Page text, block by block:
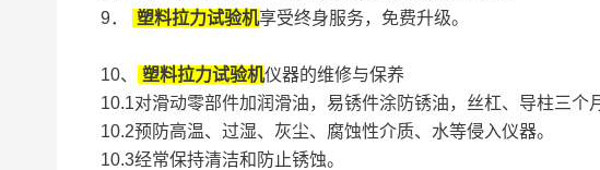
9．
塑料拉力试验机享受终身服务，免费升级。
10、 塑料拉力试验机仪器的维修与保养
10.1对滑动零部件加润滑油，易锈件涂防锈油，丝杠、导柱三
10.2预防高温、过湿、灰尘、腐蚀性介质、水等侵入仪器。
10.3经常保持清洁和防止锈蚀。